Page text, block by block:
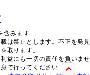
含みます
は禁止とします。不正を発見
取ります。
益にも一切の責任を負いませ
で行ってください